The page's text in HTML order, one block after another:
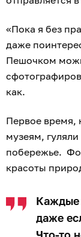
«Пока я без
даже
Пешочком
как.
Первое время,
музеям,
побережье.
красоты
Каждые
даже